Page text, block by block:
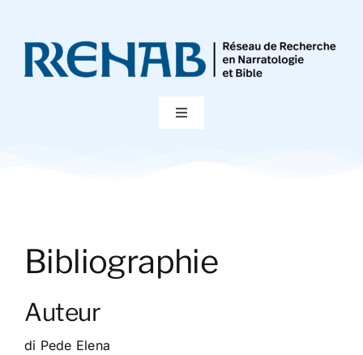
contenu
Toggle
Publications
Bibliographie
Bibliographie
Auteur
di Pede Elena